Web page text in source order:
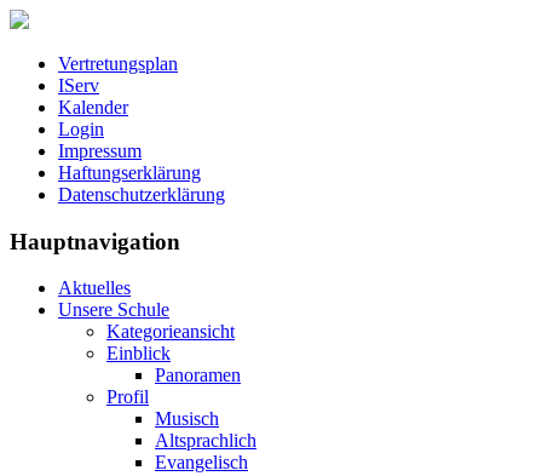
Vertretungsplan
IServ
Kalender
Login
Impressum
Haftungserklärung
Datenschutzerklärung
Hauptnavigation
Aktuelles
Unsere Schule
Kategorieansicht
Einblick
Panoramen
Profil
Musisch
Altsprachlich
Evangelisch